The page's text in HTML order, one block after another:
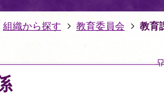
組織から探す 教育委員会 教育